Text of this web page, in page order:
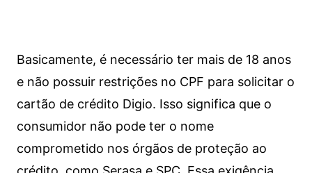
Basicamente, é necessário ter mais de 18 anos
e não possuir restrições no CPF para solicitar o
cartão de crédito Digio. Isso significa que o
consumidor não pode ter o nome
comprometido nos órgãos de proteção ao